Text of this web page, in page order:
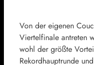
Von der eigenen
Viertelfinale antreten
wohl der größte
Rekordhauptrunde